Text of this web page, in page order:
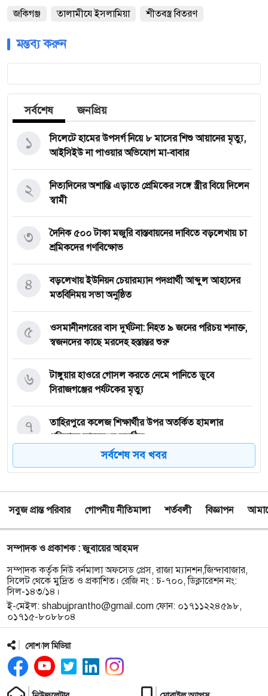
জকিগঞ্জ তালামীযে ইসলামিয়া শীতবস্ত্র বিতরণ
মন্তব্য করুন
সর্বশেষ জনপ্রিয়
সিলেটে হামের উপসর্গ নিয়ে ৮ মাসের শিশু আয়ানের মৃত্যু,
আইসিইউ না পাওয়ার অভিযোগ মা-বাবার
১
নিত্যদিনের অশান্তি এড়াতে প্রেমিকের সঙ্গে স্ত্রীর বিয়ে দিলেন
স্বামী
২
দৈনিক ৫০০ টাকা মজুরি বাস্তবায়নের দাবিতে বড়লেখায় চা
শ্রমিকদের গণবিক্ষোভ
৩
বড়লেখায় ইউনিয়ন চেয়ারম্যান পদপ্রার্থী আব্দুল আহাদের
মতবিনিময় সভা অনুষ্ঠিত
৪
‎ওসমানীনগরের বাস দুর্ঘটনা: নিহত ৯ জনের পরিচয় শনাক্ত,
স্বজনদের কাছে মরদেহ হস্তান্তর শুরু
৫
টাঙ্গুয়ার হাওরে গোসল করতে নেমে পানিতে ডুবে
সিরাজগঞ্জের পর্যটকের মৃত্যু
৬
তাহিরপুরে কলেজ শিক্ষার্থীর উপর অতর্কিত হামলার
প্রতিবাদে মানববন্ধন অনুষ্ঠিত
৭
পাঁচ বন্ধু মিলে ঘুরতে এসেছিলেন সিলেট, কফিনবন্দি হয়ে
৮
সিলেটে অনুষ্ঠান শেষে ফেরার পথে সড়ক দুর্ঘটনায় প্রাণ গেল
তরুণ শিল্পী পেহেলী ভৈরবীর
ওসমানীনগরে ইউনিক ও বেঙ্গল পরিবহনের সংঘর্ষ, নিহত ৯
আহত অন্তত ২৫
১০
ফেসবুক অ্যাড পেমেন্টে যুক্ত হলো ‘বিকাশ
১১
সিলেটে চার বছরের শিশু ফাহিমা ধর্ষণ ও হত্যা মামলায়
জাকিরের ফাঁসি, ৫ লাখ টাকা জরিমানা
১২
সর্বশেষ সব খবর
সবুজ প্রান্ত পরিবার গোপনীয় নীতিমালা শর্তবলী বিজ্ঞাপন
সম্পাদক ও প্রকাশক : জুবায়ের আহমদ
সম্পাদক কর্তৃক নিউ বর্নমালা অফসেড প্রেস, রাজা ম্যানশন,জিন্দাবাজার,
সিলেট থেকে মুদ্রিত ও প্রকাশিত। রেজি নং : চ-৭০০, ডিক্লারেশন নং:
সিল-১৪৩/১৪।
ই-মেইল: shabujprantho@gmail.com ফোন: ০১৭১১২২৪৫৯৮,
০১৭১৫-৮০৮৮০৪
সোশ্যাল মিডিয়া